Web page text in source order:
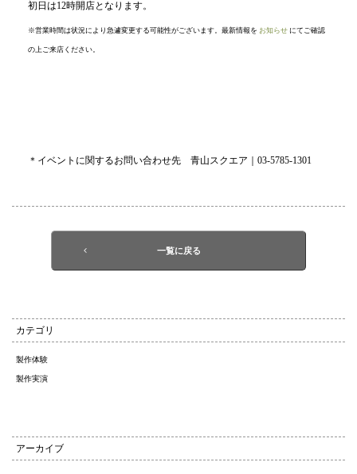
初日は12時開店となります。
※営業時間は状況により急遽変更する可能性がございます。最新情報を お知らせ にてご確認
の上ご来店ください。
＊イベントに関するお問い合わせ先 青山スクエア｜03-5785-1301
一覧に戻る
カテゴリ
製作体験
製作実演
アーカイブ